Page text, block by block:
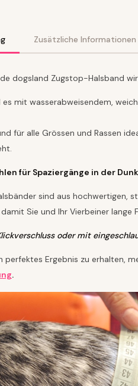
Zusätzliche Informationen
dogsland Zugstop-Halsband
mit wasserabweisendem,
für alle Grössen und Rassen
für Spaziergänge in der
sind aus hochwertigen,
Sie und Ihr Vierbeiner lange
oder mit
perfektes Ergebnis zu erhalten,
.